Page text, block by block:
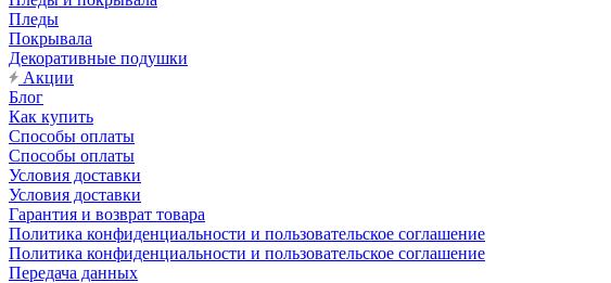
Пледы
Покрывала
Декоративные подушки
Акции
Блог
Как купить
Способы оплаты
Способы оплаты
Условия доставки
Условия доставки
Гарантия и возврат товара
Политика конфиденциальности и пользовательское соглашение
Политика конфиденциальности и пользовательское соглашение
Передача данных